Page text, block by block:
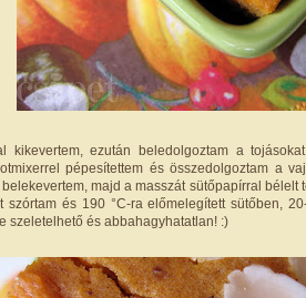
kikevertem, ezután beledolgoztam a
pépesítettem és összedolgoztam a
majd a masszát sütőpapírral bélelt
szórtam és 190 °C-ra előmelegített sütőben,
szeletelhető és abbahagyhatatlan! :)